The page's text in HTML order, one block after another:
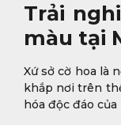
Trải
màu tại
Xứ sở cờ hoa là
khắp nơi trên
hóa độc đáo